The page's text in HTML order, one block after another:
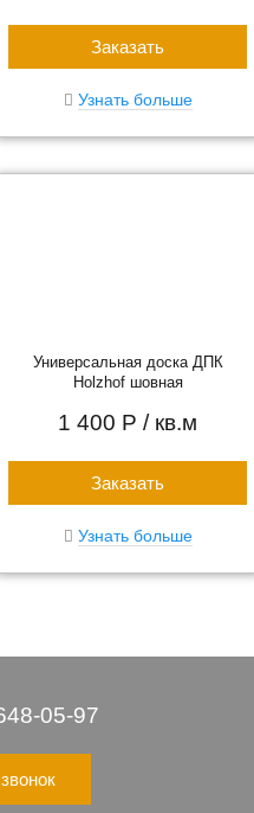
Заказать
Узнать больше
Универсальная доска ДПК
Holzhof шовная
1 400 Р / кв.м
Заказать
Узнать больше
05-97